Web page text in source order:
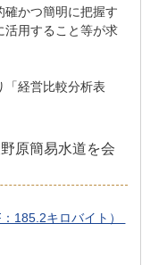
かつ簡明に把握す
活用すること等が求
経営比較分析表
原簡易水道を会
185.2キロバイト）